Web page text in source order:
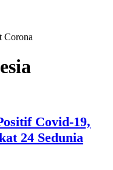
Corona
Covid-19,
24 Sedunia